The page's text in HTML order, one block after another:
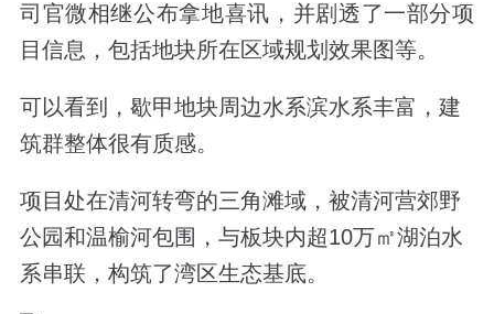
司官微相继公布拿地喜讯，并剧透了一部分项
目信息，包括地块所在区域规划效果图等。
可以看到，歇甲地块周边水系滨水系丰富， 建
筑群整体很有质感。
项目处在清河转弯的三角滩域，被清河营郊野
公园和温榆河包围，与板块内超10万㎡湖泊水
系串联，构筑了湾区生态基底。